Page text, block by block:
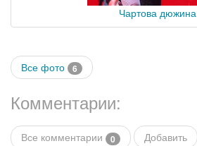
Чартова дюжина
Все фото 6
Комментарии:
Все комментарии 0 Добавить